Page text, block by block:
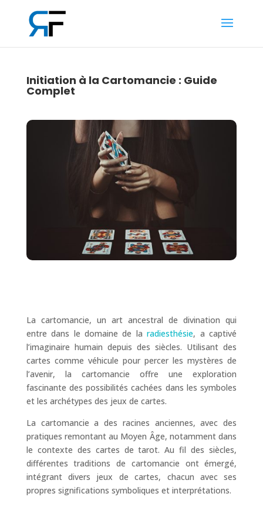
Initiation à la Cartomancie : Guide
Complet
La cartomancie, un art ancestral de divination qui
entre dans le domaine de laradiesthésie, a captivé
l’imaginaire humain depuis des siècles. Utilisant des
cartes comme véhicule pour percer les mystères de
l’avenir, la cartomancie offre une exploration
fascinante des possibilités cachées dans les symboles
et les archétypes des jeux de cartes.
La cartomancie a des racines anciennes, avec des
pratiques remontant au Moyen Âge, notamment dans
le contexte des cartes de tarot. Au fil des siècles,
différentes traditions de cartomancie ont émergé,
intégrant divers jeux de cartes, chacun avec ses
propres significations symboliques et interprétations.